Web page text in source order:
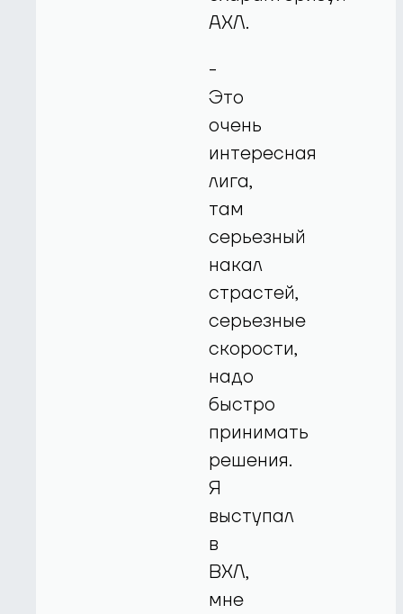
АХЛ.
-
Это
очень
интересная
лига,
там
серьезный
накал
страстей,
серьезные
скорости,
надо
быстро
принимать
решения.
Я
выступал
в
ВХЛ,
мне